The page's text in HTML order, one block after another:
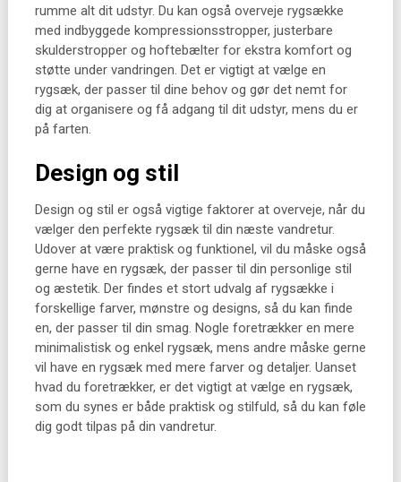
rumme alt dit udstyr. Du kan også overveje rygsække
med indbyggede kompressionsstropper, justerbare
skulderstropper og hoftebælter for ekstra komfort og
støtte under vandringen. Det er vigtigt at vælge en
rygsæk, der passer til dine behov og gør det nemt for
dig at organisere og få adgang til dit udstyr, mens du er
på farten.
Design og stil
Design og stil er også vigtige faktorer at overveje, når du
vælger den perfekte rygsæk til din næste vandretur.
Udover at være praktisk og funktionel, vil du måske også
gerne have en rygsæk, der passer til din personlige stil
og æstetik. Der findes et stort udvalg af rygsække i
forskellige farver, mønstre og designs, så du kan finde
en, der passer til din smag. Nogle foretrækker en mere
minimalistisk og enkel rygsæk, mens andre måske gerne
vil have en rygsæk med mere farver og detaljer. Uanset
hvad du foretrækker, er det vigtigt at vælge en rygsæk,
som du synes er både praktisk og stilfuld, så du kan føle
dig godt tilpas på din vandretur.